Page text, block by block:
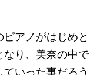
アノがはじめと
なり、美奈の中で
いった事だろう